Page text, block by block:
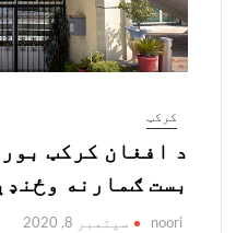
کرکټ
د افغان کرکټ
بست ګمارنه
noori سپتمبر 8, 2020